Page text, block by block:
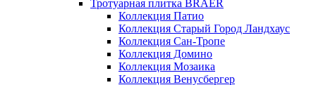
Тротуарная плитка BRAER
Коллекция Патио
Коллекция Старый Город Ландхаус
Коллекция Сан-Тропе
Коллекция Домино
Коллекция Мозаика
Коллекция Венусбергер